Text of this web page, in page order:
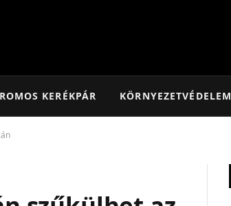
KERÉKPÁR KÖRNYEZETVÉDELEM